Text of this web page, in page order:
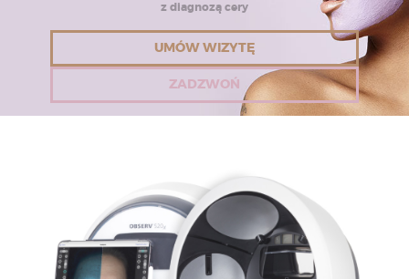
z diagnozą cery
UMÓW WIZYTĘ
ZADZWOŃ